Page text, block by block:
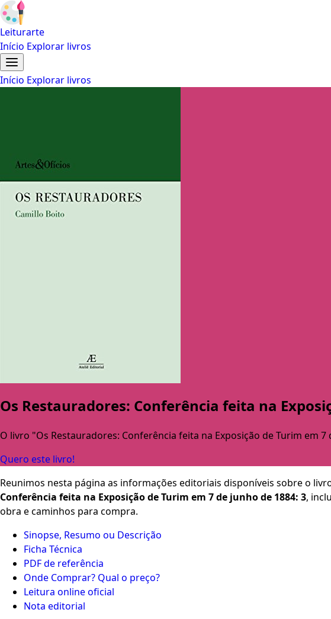
Leiturarte
Início Explorar livros
Início Explorar livros
Os Restauradores: Conferência feita na
O livro "Os Restauradores: Conferência feita na Exposição de Turim em
Quero este livro!
Reunimos nesta página as informações editoriais disponíveis sobre o
Conferência feita na Exposição de Turim em 7 de junho de 1884: 3,
obra e caminhos para compra.
Sinopse, Resumo ou Descrição
Ficha Técnica
PDF de referência
Onde Comprar? Qual o preço?
Leitura online oficial
Nota editorial